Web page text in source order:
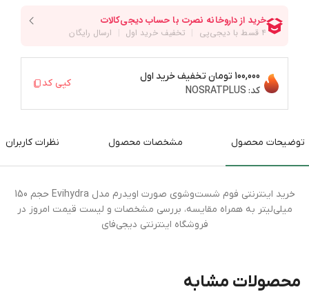
100,000 تومان
تخفیف خرید اول
کد: NOSRATPLUS
کپی کد
توضیحات محصول مشخصات محصول نظرات کاربران
خرید اینترنتی فوم شست‌وشوی صورت اویدرم مدل Evihydra حجم 150
میلی‌لیتر به همراه مقایسه، بررسی مشخصات و لیست قیمت امروز در
فروشگاه اینترنتی دیجی‌فای
محصولات مشابه